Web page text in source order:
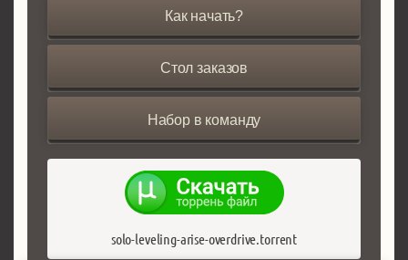
Как начать?
Стол заказов
Набор в команду
solo-leveling-arise-overdrive.torrent